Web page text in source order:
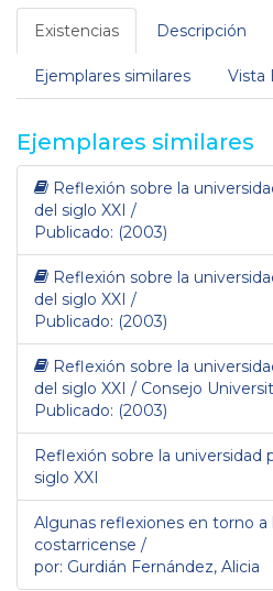
Existencias Descripción
Ejemplares similares Vista
Ejemplares similares
Reflexión sobre la
del siglo XXI /
Publicado: (2003)
Reflexión sobre la
del siglo XXI /
Publicado: (2003)
Reflexión sobre la
del siglo XXI / Consejo
Publicado: (2003)
Reflexión sobre la universidad
siglo XXI
Algunas reflexiones en torno a
costarricense /
por: Gurdián Fernández, Alicia